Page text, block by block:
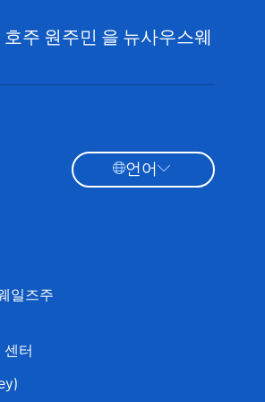
주 원주민 을 뉴사우스웨
일즈주
터
언어